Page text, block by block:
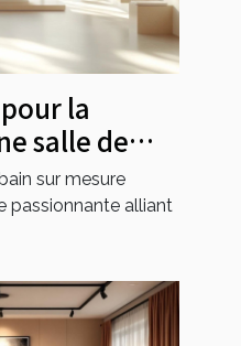
la
salle de
sur mesure
passionnante alliant